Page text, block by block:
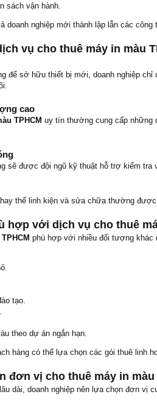
sách vận hành.
doanh nghiệp mới thành lập lẫn các
vụ cho thuê máy in màu
để sở hữu thiết bị mới, doanh nghiệp
cao
TPHCM uy tín thường cung cấp những
sẽ được đội ngũ kỹ thuật hỗ trợ kiểm tra
thế linh kiện và sửa chữa thường
hợp với dịch vụ cho thuê
phù hợp với nhiều đối tượng khác
tạo.
theo dự án ngắn hạn.
hàng có thể lựa chọn các gói thuê linh
đơn vị cho thuê máy in màu
dài, doanh nghiệp nên lựa chọn đơn vị